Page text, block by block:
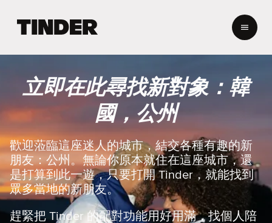
e
r
首
頁
立即在此尋找新對象：韓
國，公州
歡迎蒞臨這座迷人的城市，結交各種有趣的新
朋友：公州。無論你原本就住在這座城市，還
是打算到此一遊，只要打開 Tinder，就能找到
眾多當地的新朋友。
趕緊把 Tinder 的配對功能用好用滿，找個人陪